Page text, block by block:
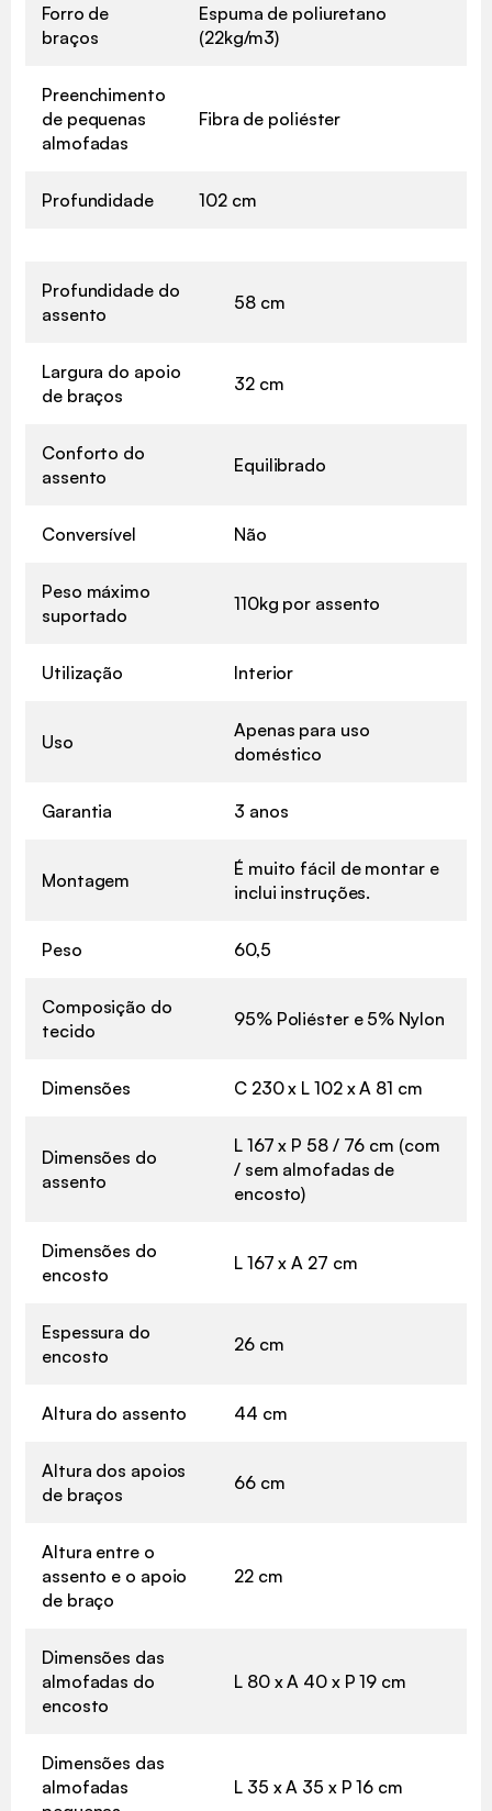
Forro de
braços
Espuma de poliuretano
(22kg/m3)
Preenchimento
de pequenas
almofadas
Fibra de poliéster
Profundidade 102 cm
Profundidade do
assento
58 cm
Largura do apoio
de braços
32 cm
Conforto do
assento
Equilibrado
Conversível Não
Peso máximo
suportado
110kg por assento
Utilização Interior
Uso
Apenas para uso
doméstico
Garantia 3 anos
Montagem
É muito fácil de montar e
inclui instruções.
Peso 60,5
Composição do
tecido
95% Poliéster e 5% Nylon
Dimensões C 230 x L 102 x A 81 cm
Dimensões do
assento
L 167 x P 58 / 76 cm (com
/ sem almofadas de
encosto)
Dimensões do
encosto
L 167 x A 27 cm
Espessura do
encosto
26 cm
Altura do assento 44 cm
Altura dos apoios
de braços
66 cm
Altura entre o
assento e o apoio
de braço
22 cm
Dimensões das
almofadas do
encosto
L 80 x A 40 x P 19 cm
Dimensões das
almofadas
L 35 x A 35 x P 16 cm